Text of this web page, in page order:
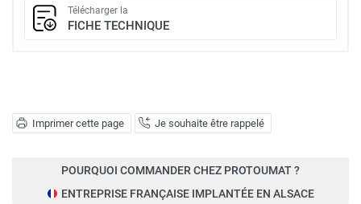
Imprimer cette page Je souhaite être rappelé
Télécharger la
FICHE TECHNIQUE
POURQUOI COMMANDER CHEZ PROTOUMAT ?
ENTREPRISE FRANÇAISE IMPLANTÉE EN ALSACE